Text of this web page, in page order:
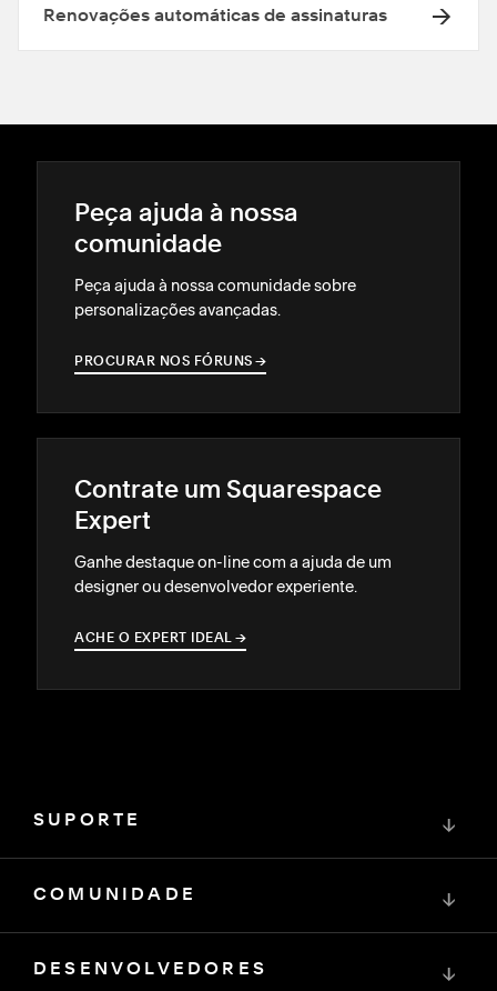
Renovações automáticas de assinaturas
Peça ajuda à nossa
comunidade
Peça ajuda à nossa comunidade sobre
personalizações avançadas.
PROCURAR NOS FÓRUNS →
→
Contrate um Squarespace
Expert
Ganhe destaque on-line com a ajuda de um
designer ou desenvolvedor experiente.
ACHE O EXPERT IDEAL →
→
SUPORTE ↓
COMUNIDADE ↓
DESENVOLVEDORES ↓